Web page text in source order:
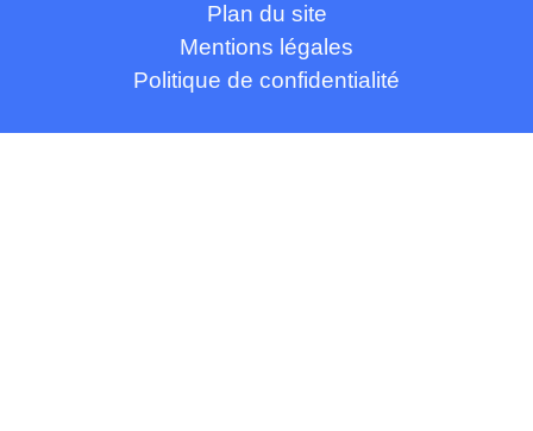
Plan du site
Mentions légales
Politique de confidentialité